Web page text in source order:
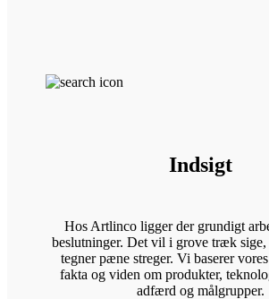
Indsigt
Hos Artlinco ligger der grundigt
beslutninger. Det vil i grove træk
tegner pæne streger. Vi baserer
fakta og viden om produkter,
adfærd og målgrupper.